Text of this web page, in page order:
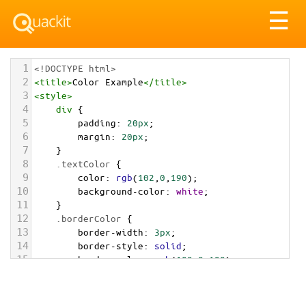
☰
1 <!DOCTYPE html>
2 <title>Color Example</title>
3 <style>
4 div {
5 padding: 20px;
6 margin: 20px;
7 }
8 .textColor {
9 color: rgb(102 0 190);
10 background-color: white;
11 }
12 .borderColor {
13 border-width: 3px;
14 border-style: solid;
15 border-color: rgb(102,0,190);